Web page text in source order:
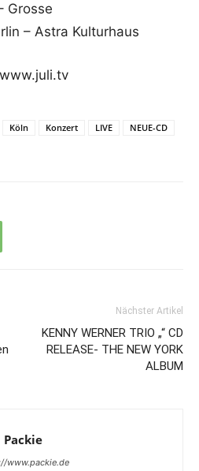
Grosse
– Astra Kulturhaus
Köln Konzert LIVE
NEUE-CD
Nächster Artikel
KENNY WERNER TRIO „“ CD
RELEASE- THE NEW YORK
ALBUM
Packie
www.packie.de